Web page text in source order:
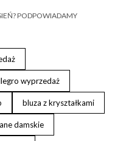
PODPOWIADAMY
wyprzedaż
bluza z kryształkami
damskie